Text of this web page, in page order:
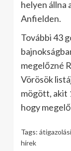
helyen állna
Anfielden.
További 43
megelőzné
Vörösök
mögött, akit
hogy
Tags:
hírek